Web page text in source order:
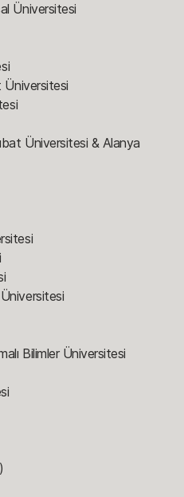
Üniversitesi
Üniversitesi
Üniversitesi & Alanya
Bilimler Üniversitesi